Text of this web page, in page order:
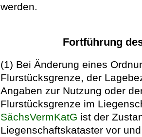
werden.
Fortführung
(1) Bei Änderung eines
Flurstücksgrenze, der
Angaben zur Nutzung oder
Flurstücksgrenze im
SächsVermKatG ist der
Liegenschaftskataster vor